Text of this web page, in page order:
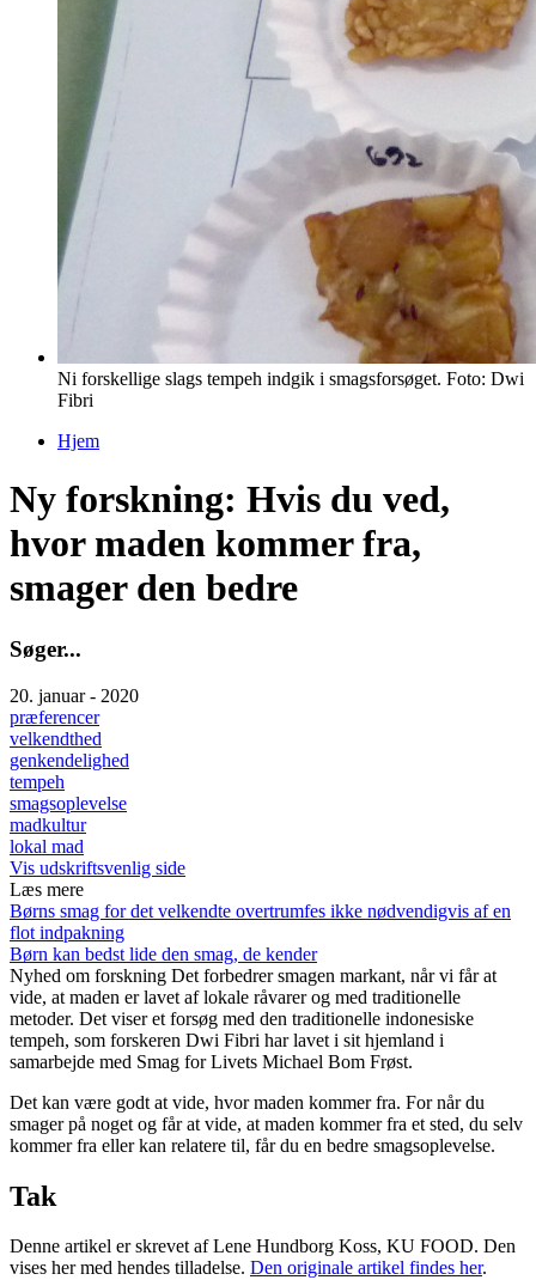
Ni forskellige slags tempeh indgik i smagsforsøget. Foto: Dwi
Fibri
Hjem
Ny forskning: Hvis du ved,
hvor maden kommer fra,
smager den bedre
Søger...
20. januar - 2020
præferencer
velkendthed
genkendelighed
tempeh
smagsoplevelse
madkultur
lokal mad
Vis udskriftsvenlig side
Læs mere
Børns smag for det velkendte overtrumfes ikke nødvendigvis af en
flot indpakning
Børn kan bedst lide den smag, de kender
Nyhed om forskning Det forbedrer smagen markant, når vi får at
vide, at maden er lavet af lokale råvarer og med traditionelle
metoder. Det viser et forsøg med den traditionelle indonesiske
tempeh, som forskeren Dwi Fibri har lavet i sit hjemland i
samarbejde med Smag for Livets Michael Bom Frøst.
Det kan være godt at vide, hvor maden kommer fra. For når du
smager på noget og får at vide, at maden kommer fra et sted, du selv
kommer fra eller kan relatere til, får du en bedre smagsoplevelse.
Tak
Denne artikel er skrevet af Lene Hundborg Koss, KU FOOD. Den
vises her med hendes tilladelse. Den originale artikel findes her.